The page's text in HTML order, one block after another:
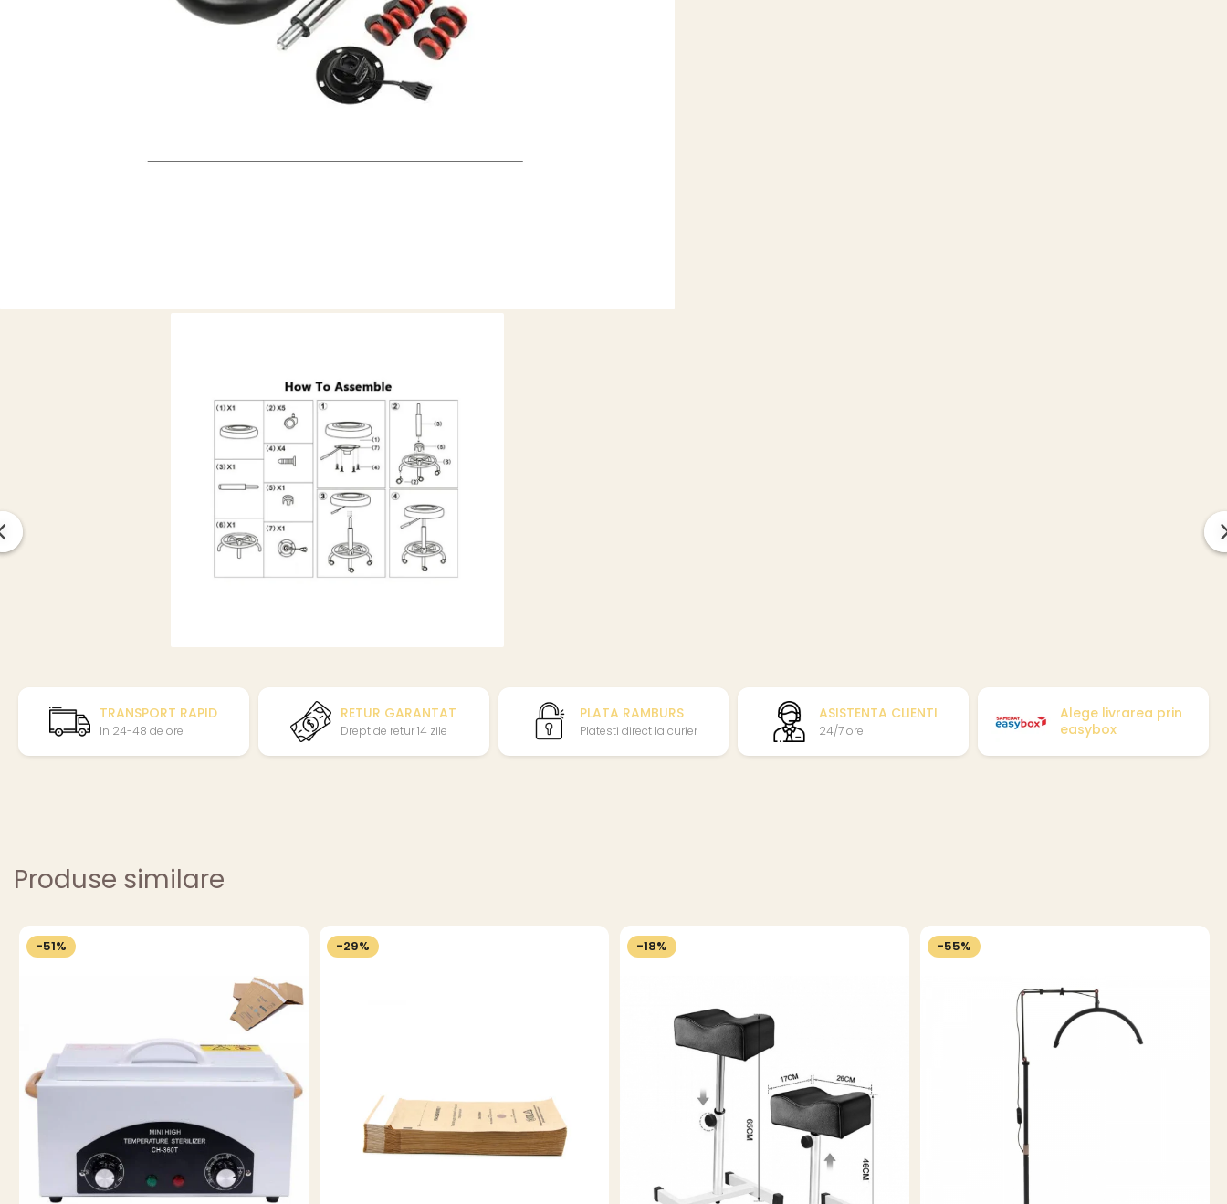
TRANSPORT RAPID
In 24-48 de ore
RETUR GARANTAT
Drept de retur 14 zile
PLATA RAMBURS
Platesti direct la curier
ASISTENTA CLIENTI
24/7 ore
Alege livrarea prin
easybox
Produse similare
-51% -29% -18% -55%